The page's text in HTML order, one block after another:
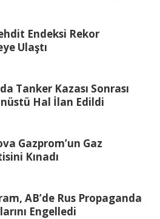
Endeksi Rekor
Ulaştı
Tanker Kazası Sonrası
Hal İlan Edildi
Gazprom’un Gaz
Kınadı
AB’de Rus Propaganda
Engelledi